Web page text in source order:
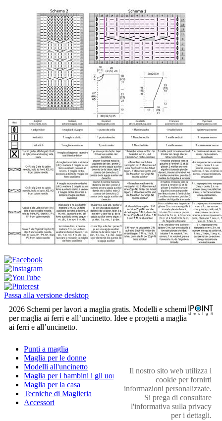
Passa alla versione desktop
2026 Schemi per lavori a maglia gratis. Modelli e schemi
per maglia ai ferri e all’uncinetto. Idee e progetti a maglia
ai ferri e all’uncinetto.
Punti a maglia
Maglia per le donne
Modelli all'uncinetto
Maglia per i bambini i gli uomini
Maglia per la casa
Tecniche di Maglieria
Accessori
Il nostro sito web utilizza i
cookie per fornirti
informazioni personalizzate.
Si prega di consultare
l'informativa sulla privacy
per i dettagli.